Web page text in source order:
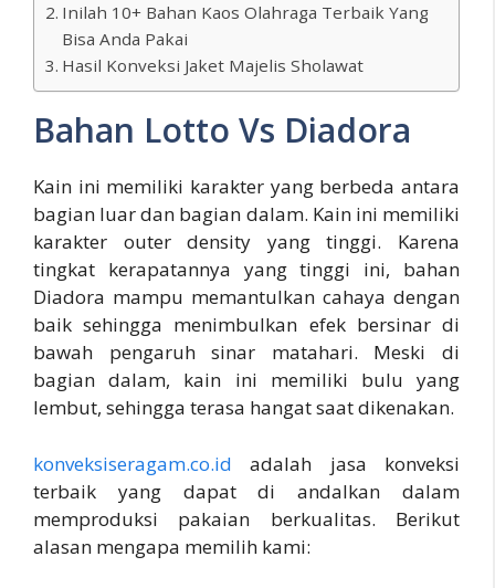
Inilah 10+ Bahan Kaos Olahraga Terbaik Yang
Bisa Anda Pakai
Hasil Konveksi Jaket Majelis Sholawat
Bahan Lotto Vs Diadora
Kain ini memiliki karakter yang berbeda antara
bagian luar dan bagian dalam. Kain ini memiliki
karakter outer density yang tinggi. Karena
tingkat kerapatannya yang tinggi ini, bahan
Diadora mampu memantulkan cahaya dengan
baik sehingga menimbulkan efek bersinar di
bawah pengaruh sinar matahari. Meski di
bagian dalam, kain ini memiliki bulu yang
lembut, sehingga terasa hangat saat dikenakan.
konveksiseragam.co.id adalah jasa konveksi
terbaik yang dapat di andalkan dalam
memproduksi pakaian berkualitas. Berikut
alasan mengapa memilih kami: